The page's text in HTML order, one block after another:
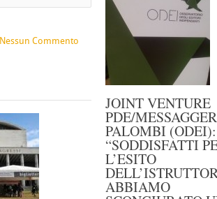
Nessun Commento
JOINT VENTURE
PDE/
PALOMBI (ODEI):
“SODDISFATTI
L’ESITO
ABBIAMO